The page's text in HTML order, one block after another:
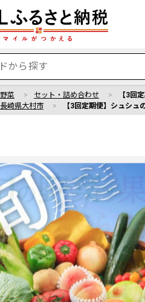
野菜 セット・詰め合わせ
【3回
長崎県大村市 【3回定期便】シュシ